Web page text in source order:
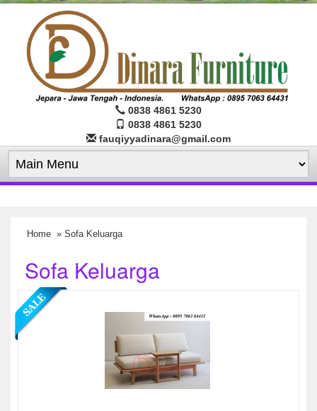
0838 4861 5230
0838 4861 5230
fauqiyyadinara@gmail.com
Home » Sofa Keluarga
Sofa Keluarga